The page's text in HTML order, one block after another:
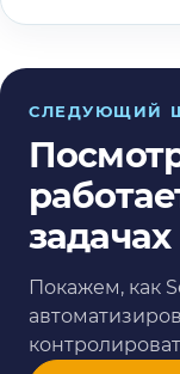
СЛЕДУЮЩИЙ
задачах
Покажем, как